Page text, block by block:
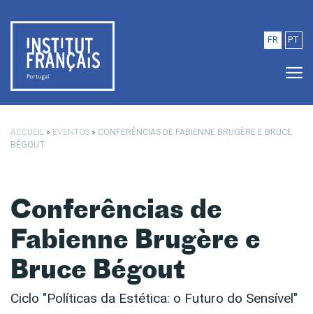
FR PT
ACCUEIL » EVENTOS » CONFERÊNCIAS DE FABIENNE BRUGÈRE E BRUCE
BÉGOUT
Conferências de
Fabienne Brugère e
Bruce Bégout
Ciclo "Políticas da Estética: o Futuro do Sensível"